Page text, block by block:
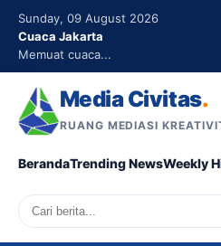
Sunday, 09 August 2026
Cuaca Jakarta
Memuat cuaca...
Media Civitas.
RUANG MEDIASI
BerandaTrending NewsWeekly
Search